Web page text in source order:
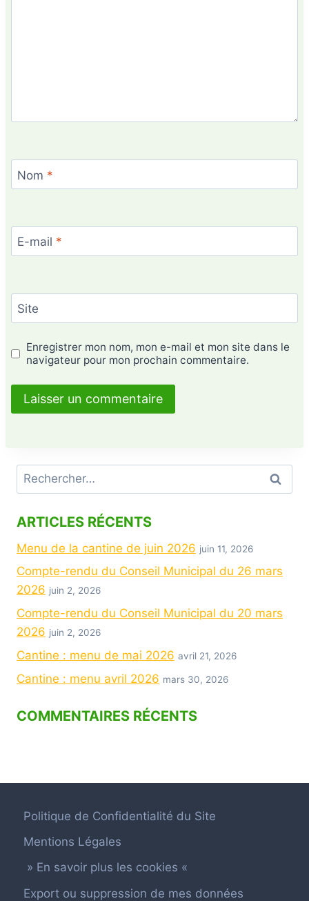
Nom *
E-mail *
Site
Enregistrer mon nom, mon e-mail et mon site dans le
navigateur pour mon prochain commentaire.
ARTICLES RÉCENTS
Menu de la cantine de juin 2026 juin 11, 2026
Compte-rendu du Conseil Municipal du 26 mars
2026 juin 2, 2026
Compte-rendu du Conseil Municipal du 20 mars
2026 juin 2, 2026
Cantine : menu de mai 2026 avril 21, 2026
Cantine : menu avril 2026 mars 30, 2026
COMMENTAIRES RÉCENTS
Politique de Confidentialité du Site
Mentions Légales
» En savoir plus les cookies «
Export ou suppression de mes données